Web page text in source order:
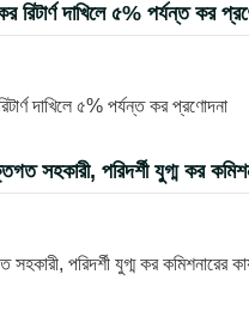
দাখিলে ৫% পর্যন্ত কর
দাখিলে ৫% পর্যন্ত কর প্রণোদনা
সহকারী, পরিদর্শী যুগ্ম কর
সহকারী, পরিদর্শী যুগ্ম কর